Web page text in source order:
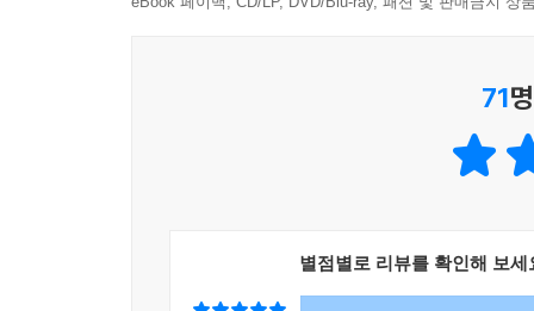
71
별점별로 리뷰를 확인해 보세